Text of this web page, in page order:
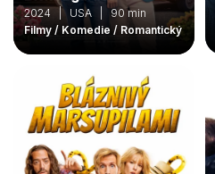
2024 | USA | 90 min
Filmy / Komedie / Romantický